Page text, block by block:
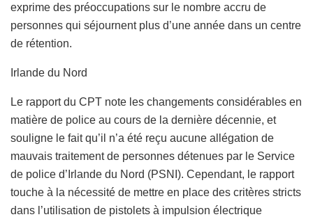
exprime des préoccupations sur le nombre accru de
personnes qui séjournent plus d’une année dans un centre
de rétention.
Irlande du Nord
Le rapport du CPT note les changements considérables en
matière de police au cours de la dernière décennie, et
souligne le fait qu’il n’a été reçu aucune allégation de
mauvais traitement de personnes détenues par le Service
de police d’Irlande du Nord (PSNI). Cependant, le rapport
touche à la nécessité de mettre en place des critères stricts
dans l’utilisation de pistolets à impulsion électrique